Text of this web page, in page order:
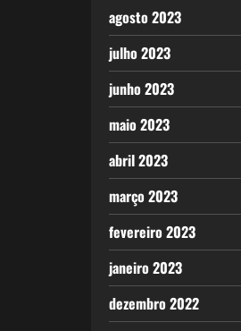
agosto 2023
julho 2023
junho 2023
maio 2023
abril 2023
março 2023
fevereiro 2023
janeiro 2023
dezembro 2022